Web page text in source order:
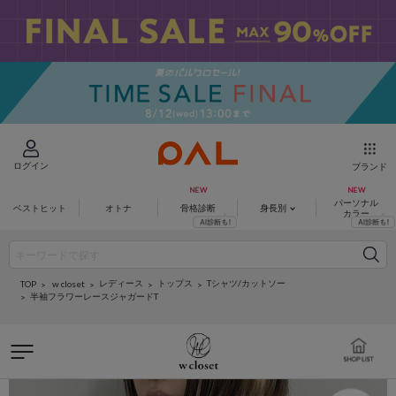
ログイン ブランド
ベストヒット オトナ 骨格診断 身長別
パーソナル
カラー
TOP w closet レディース トップス
Tシャツ/カットソー
半袖フラワーレースジャガードT